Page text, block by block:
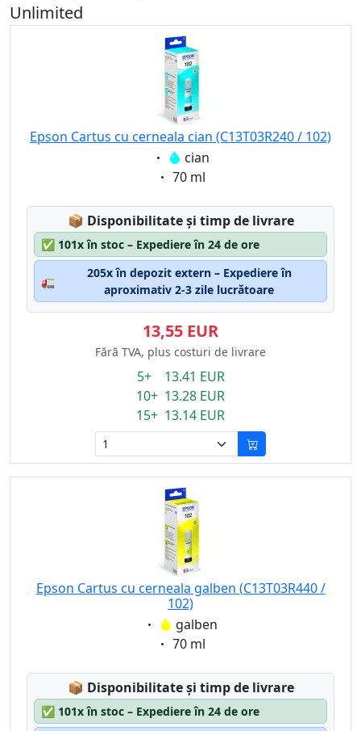
Unlimited
Epson Cartus cu cerneala cian (C13T03R240 / 102)
Eigenschaft:
cian
Eigenschaft:
70 ml
📦 Lagerstatus:
Disponibilitate și timp de livrare
✅ 101x în stoc – Expediere în 24 de ore
🚛
205x în depozit extern – Expediere în
aproximativ 2-3 zile lucrătoare
13,55 EUR
Fără TVA, plus costuri de livrare
5+ 13.41 EUR
10+ 13.28 EUR
15+ 13.14 EUR
Epson Cartus cu cerneala galben (C13T03R440 /
102)
Eigenschaft:
galben
Eigenschaft:
70 ml
📦 Lagerstatus:
Disponibilitate și timp de livrare
✅ 101x în stoc – Expediere în 24 de ore